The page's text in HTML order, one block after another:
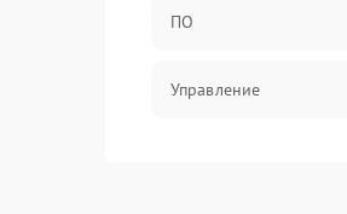
ПО
Управление